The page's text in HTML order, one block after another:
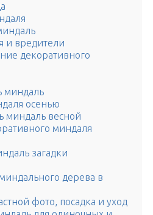
и вредители
декоративного
миндаль
осенью
миндаль весной
миндаля
загадки
дерева в
фото, посадка и уход